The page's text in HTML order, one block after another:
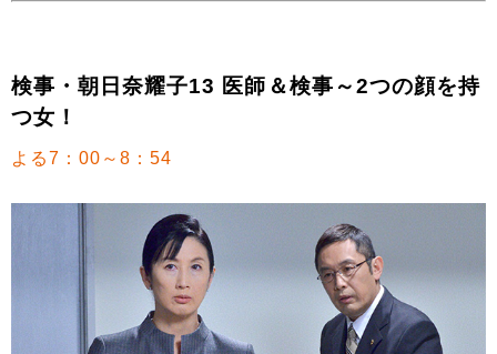
検事・朝日奈耀子13 医師＆検事～2つの顔を持
つ女！
よる7：00～8：54